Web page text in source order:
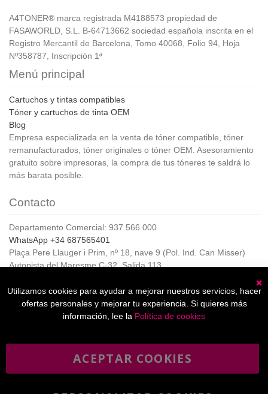
A4TONER® marca registrada M4188573 propiedad de
FASAWORLD, S.L. B-64713662 sociedad española inscrita en el
Registro Mercantil de Barcelona, Tomo 40068, Folio 94, Hoja
Nº358787, Inscripción 1ª
Menú principal
Cartuchos y tintas compatibles
Tóner y cartuchos de tinta OEM
Blog
Empresa especializada en la venta de tóner compatible, tóner
remanufacturados, tóner originales o tóner OEM. Asesoramiento
gratuito sobre impresoras, la compra de tus tóneres te saldrá lo
más barata posible.
Contacto
Departamento Comercial: 937 566 000
WhatsApp +34 687565401
Plaça Pere Llauger i Prim, nº 18, nave 9 (Pol. Ind. Can Misser)
Autopista del Maresme C-32, Salida 113
Horario de Atención al cliente:
De lunes a jueves de 8:00 a 17:00,
Viernes de 8:00 a 15:00
informativo
Utilizamos cookies para ayudar a mejorar nuestros servicios, hacer
ofertas personales y mejorar tu experiencia. Si quieres más
información, lee la Política de cookies
ACEPTAR COOKIES